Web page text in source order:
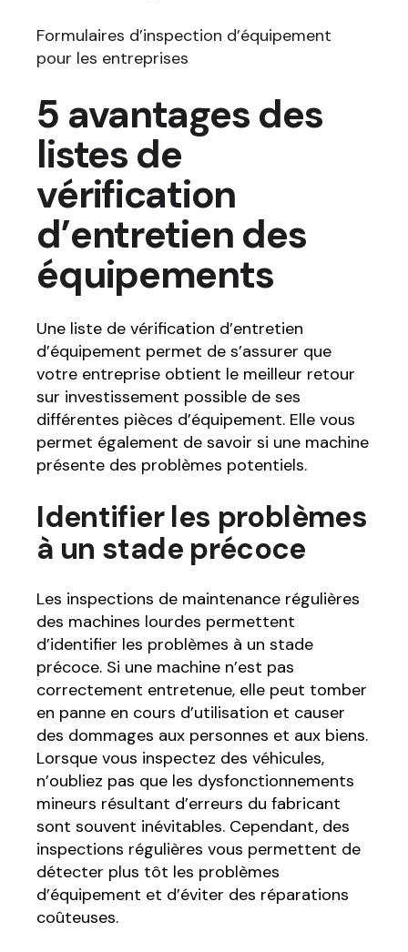
Formulaires d’inspection d’équipement
pour les entreprises
5 avantages des
listes de
vérification
d’entretien des
équipements
Une liste de vérification d’entretien
d’équipement permet de s’assurer que
votre entreprise obtient le meilleur retour
sur investissement possible de ses
différentes pièces d’équipement. Elle vous
permet également de savoir si une machine
présente des problèmes potentiels.
Identifier les problèmes
à un stade précoce
Les inspections de maintenance régulières
des machines lourdes permettent
d’identifier les problèmes à un stade
précoce. Si une machine n’est pas
correctement entretenue, elle peut tomber
en panne en cours d’utilisation et causer
des dommages aux personnes et aux biens.
Lorsque vous inspectez des véhicules,
n’oubliez pas que les dysfonctionnements
mineurs résultant d’erreurs du fabricant
sont souvent inévitables. Cependant, des
inspections régulières vous permettent de
détecter plus tôt les problèmes
d’équipement et d’éviter des réparations
coûteuses.